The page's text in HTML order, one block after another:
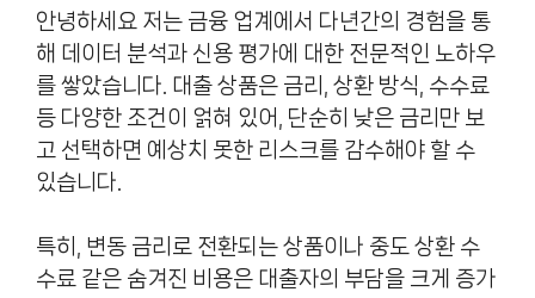
안녕하세요 저는 금융 업계에서 다년간의 경험을 통
해 데이터 분석과 신용 평가에 대한 전문적인 노하우
를 쌓았습니다. 대출 상품은 금리, 상환 방식, 수수료
등 다양한 조건이 얽혀 있어, 단순히 낮은 금리만 보
고 선택하면 예상치 못한 리스크를 감수해야 할 수
있습니다.
특히, 변동 금리로 전환되는 상품이나 중도 상환 수
수료 같은 숨겨진 비용은 대출자의 부담을 크게 증가